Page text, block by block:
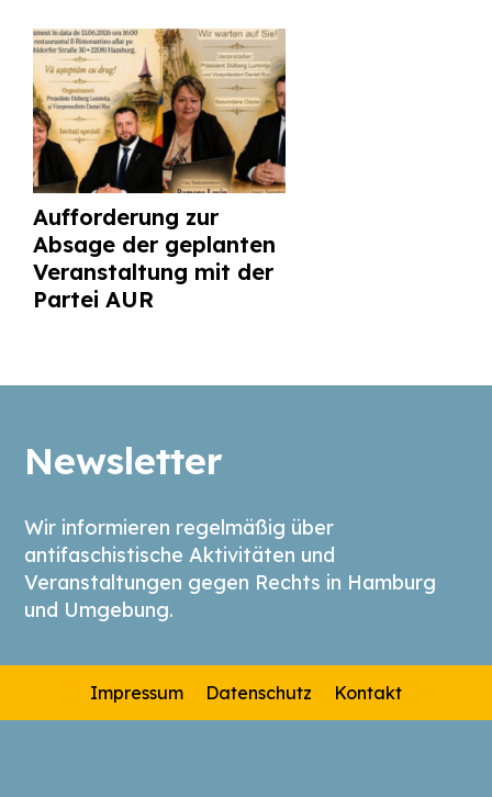
Aufforderung zur
Absage der geplanten
Veranstaltung mit der
Partei AUR
Newsletter
Wir informieren regelmäßig über
antifaschistische Aktivitäten und
Veranstaltungen gegen Rechts in Hamburg
und Umgebung.
Impressum Datenschutz Kontakt